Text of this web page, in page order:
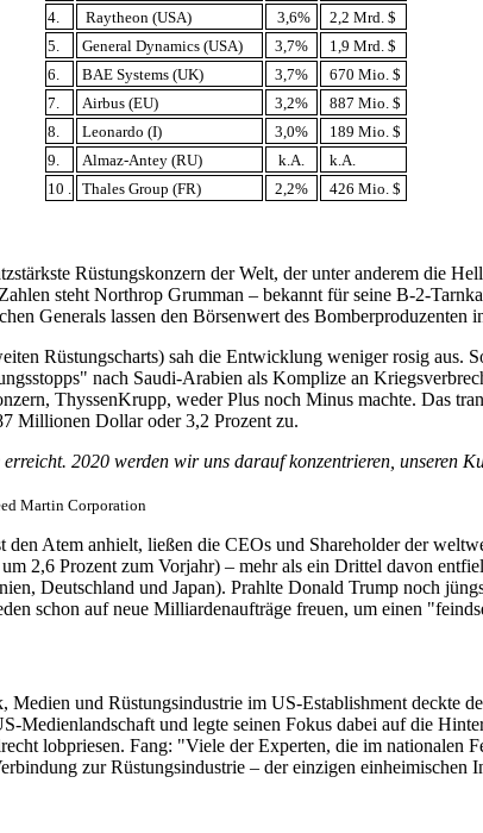
4.
Raytheon (USA) 3,6%
2,2 Mrd. $
5.
General Dynamics (USA) 3,7%
1,9 Mrd. $
6.
BAE Systems (UK) 3,7%
670 Mio. $
7.
Airbus (EU) 3,2%
887 Mio. $
8.
Leonardo (I) 3,0%
189 Mio. $
9.
Almaz-Antey (RU) k.A.
k.A.
10 . Thales Group (FR) 2,2% 426 Mio. $
Rüstungskonzern der Welt, der unter anderem die
steht Northrop Grumman – bekannt für seine B-2-
Generals lassen den Börsenwert des
Rüstungscharts) sah die Entwicklung weniger rosig
nach Saudi-Arabien als Komplize an
ThyssenKrupp, weder Plus noch Minus machte. Das
Millionen Dollar oder 3,2 Prozent zu.
2020 werden wir uns darauf konzentrieren, unseren
Martin Corporation
Atem anhielt, ließen die CEOs und Shareholder der
2,6 Prozent zum Vorjahr) – mehr als ein Drittel davon
Deutschland und Japan). Prahlte Donald Trump noch
schon auf neue Milliardenaufträge freuen, um einen
und Rüstungsindustrie im US-Establishment deckte
Medienlandschaft und legte seinen Fokus dabei auf die
lobpriesen. Fang: "Viele der Experten, die im
zur Rüstungsindustrie – der einzigen